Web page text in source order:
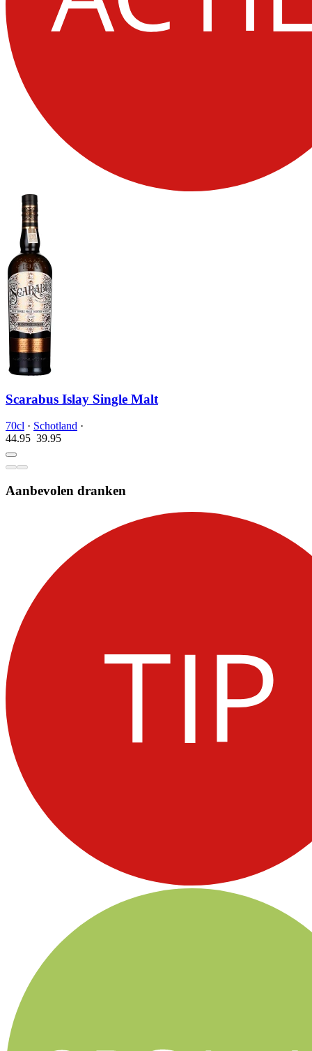
Scarabus Islay Single Malt
70cl · Schotland ·
44.95 39.95
Aanbevolen dranken